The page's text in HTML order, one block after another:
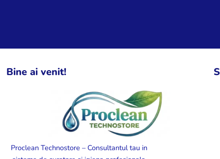
Bine ai venit!
Proclean Technostore – Consultantul tau in